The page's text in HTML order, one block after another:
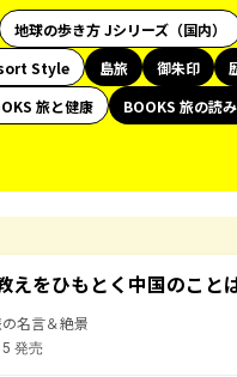
地球の歩き方 Jシリーズ（国内）
Style 島旅 御朱印
旅と健康 BOOKS 旅の読
えをひもとく中国のこと
名言＆絶景
発売